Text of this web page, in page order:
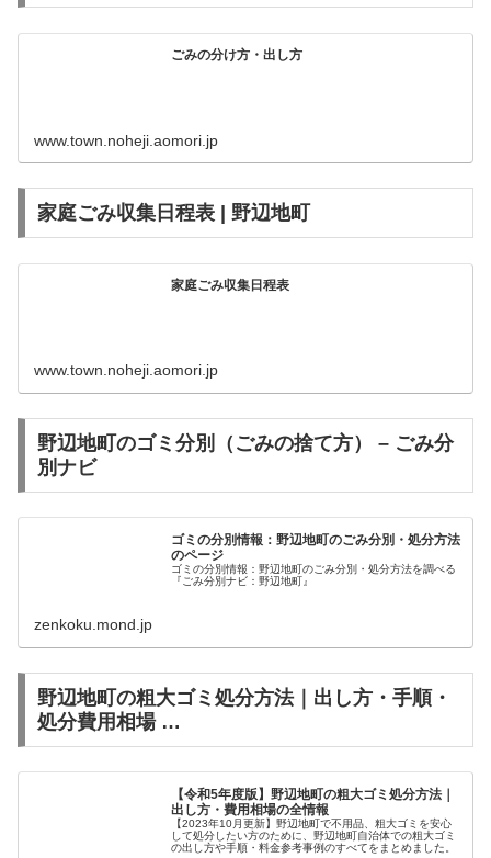
ごみの分け方・出し方
www.town.noheji.aomori.jp
家庭ごみ収集日程表 | 野辺地町
家庭ごみ収集日程表
www.town.noheji.aomori.jp
野辺地町のゴミ分別（ごみの捨て方） – ごみ分
別ナビ
ゴミの分別情報：野辺地町のごみ分別・処分方法
のページ
ゴミの分別情報：野辺地町のごみ分別・処分方法を調べる
『ごみ分別ナビ：野辺地町』
zenkoku.mond.jp
野辺地町の粗大ゴミ処分方法｜出し方・手順・
処分費用相場 …
【令和5年度版】野辺地町の粗大ゴミ処分方法｜
出し方・費用相場の全情報
【2023年10月更新】野辺地町で不用品、粗大ゴミを安心
して処分したい方のために、野辺地町自治体での粗大ゴミ
の出し方や手順・料金参考事例のすべてをまとめました。